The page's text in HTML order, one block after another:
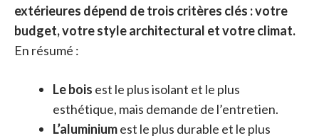
extérieures dépend de trois critères clés : votre
budget, votre style architectural et votre climat.
En résumé :
Le bois est le plus isolant et le plus
esthétique, mais demande de l’entretien.
L’aluminiumest le plus durable et le plus